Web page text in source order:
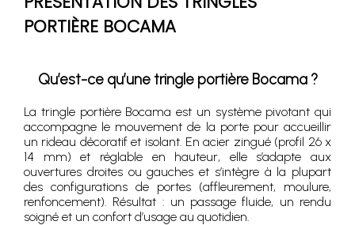
PORTIÈRE BOCAMA
Qu’est-ce qu’une tringle portière Bocama ?
La tringle portière Bocama est un système pivotant qui
accompagne le mouvement de la porte pour accueillir
un rideau décoratif et isolant. En acier zingué (profil 26 x
14 mm) et réglable en hauteur, elle s’adapte aux
ouvertures droites ou gauches et s’intègre à la plupart
des configurations de portes (affleurement, moulure,
renfoncement). Résultat : un passage fluide, un rendu
soigné et un confort d’usage au quotidien.